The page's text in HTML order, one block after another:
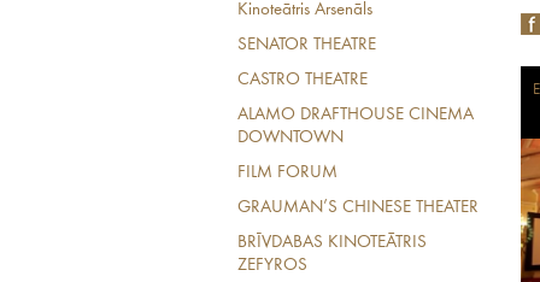
Kinoteātris Arsenāls
SENATOR THEATRE
CASTRO THEATRE
ALAMO DRAFTHOUSE CINEMA
DOWNTOWN
FILM FORUM
GRAUMAN’S CHINESE THEATER
BRĪVDABAS KINOTEĀTRIS
ZEFYROS